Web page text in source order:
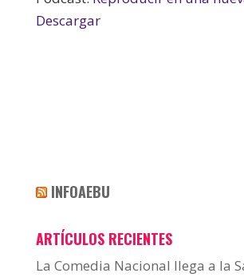
Descargar
INFOAEBU
ARTÍCULOS RECIENTES
La Comedia Nacional llega a la